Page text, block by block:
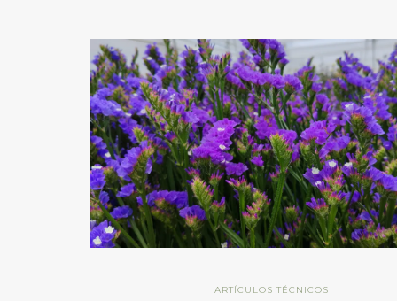
ARTÍCULOS TÉCNICOS